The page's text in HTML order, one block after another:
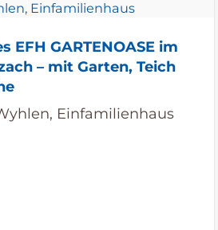
EFH GARTENOASE im
– mit Garten, Teich
Einfamilienhaus